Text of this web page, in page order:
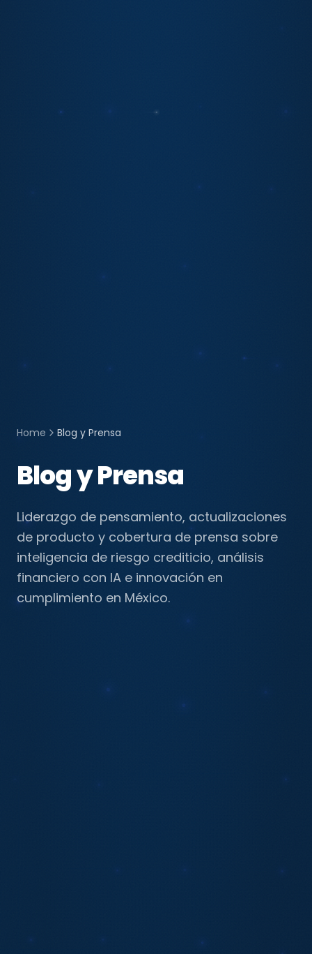
Home Blog y Prensa
Blog y Prensa
Liderazgo de pensamiento, actualizaciones
de producto y cobertura de prensa sobre
inteligencia de riesgo crediticio, análisis
financiero con IA e innovación en
cumplimiento en México.